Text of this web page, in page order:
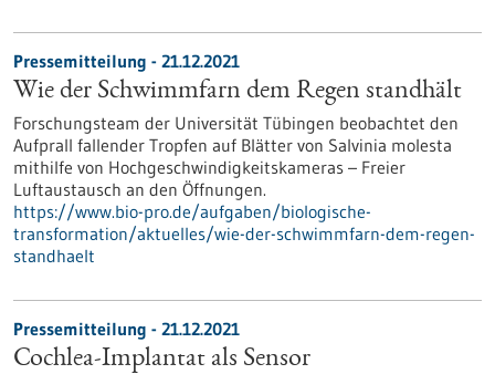
Pressemitteilung - 21.12.2021
Wie der Schwimmfarn dem Regen standhält
Forschungsteam der Universität Tübingen beobachtet den
Aufprall fallender Tropfen auf Blätter von Salvinia molesta
mithilfe von Hochgeschwindigkeitskameras – Freier
Luftaustausch an den Öffnungen.
https://www.bio-pro.de/aufgaben/biologische-
transformation/aktuelles/wie-der-schwimmfarn-dem-regen-
standhaelt
Pressemitteilung - 21.12.2021
Cochlea-Implantat als Sensor